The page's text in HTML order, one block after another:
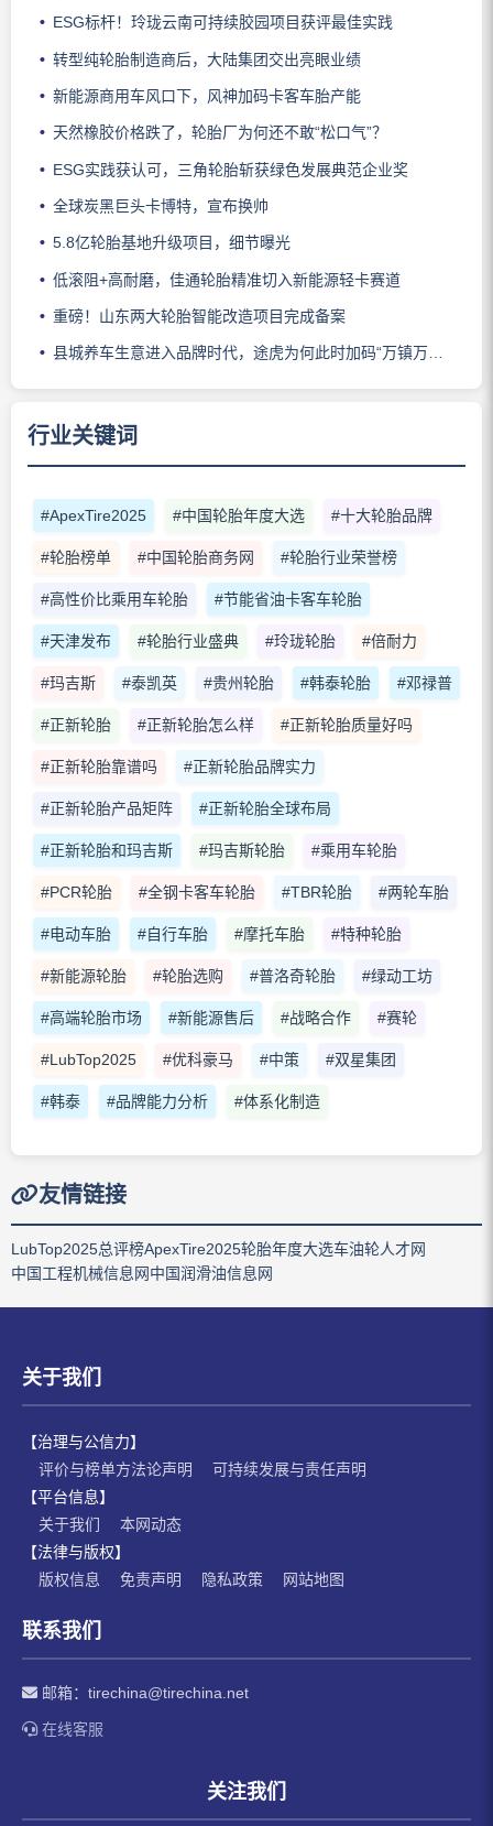
ESG标杆！玲珑云南可持续胶园项目获评最佳实践
转型纯轮胎制造商后，大陆集团交出亮眼业绩
新能源商用车风口下，风神加码卡客车胎产能
天然橡胶价格跌了，轮胎厂为何还不敢“松口气”？
ESG实践获认可，三角轮胎斩获绿色发展典范企业奖
全球炭黑巨头卡博特，宣布换帅
5.8亿轮胎基地升级项目，细节曝光
低滚阻+高耐磨，佳通轮胎精准切入新能源轻卡赛道
重磅！山东两大轮胎智能改造项目完成备案
县城养车生意进入品牌时代，途虎为何此时加码“万镇万店”？
行业关键词
#ApexTire2025 #中国轮胎年度大选 #十大轮胎品牌
#轮胎榜单 #中国轮胎商务网 #轮胎行业荣誉榜
#高性价比乘用车轮胎 #节能省油卡客车轮胎
#天津发布 #轮胎行业盛典 #玲珑轮胎 #倍耐力
#玛吉斯 #泰凯英 #贵州轮胎 #韩泰轮胎 #邓禄普
#正新轮胎 #正新轮胎怎么样 #正新轮胎质量好吗
#正新轮胎靠谱吗 #正新轮胎品牌实力
#正新轮胎产品矩阵 #正新轮胎全球布局
#正新轮胎和玛吉斯 #玛吉斯轮胎 #乘用车轮胎
#PCR轮胎 #全钢卡客车轮胎 #TBR轮胎 #两轮车胎
#电动车胎 #自行车胎 #摩托车胎 #特种轮胎
#新能源轮胎 #轮胎选购 #普洛奇轮胎 #绿动工坊
#高端轮胎市场 #新能源售后 #战略合作 #赛轮
#LubTop2025 #优科豪马 #中策 #双星集团
#韩泰 #品牌能力分析 #体系化制造
友情链接
LubTop2025总评榜ApexTire2025轮胎年度大选车油轮人才网
中国工程机械信息网中国润滑油信息网
关于我们
【治理与公信力】
评价与榜单方法论声明
可持续发展与责任声明
【平台信息】
关于我们
本网动态
【法律与版权】
版权信息
免责声明 隐私政策 网站地图
联系我们
邮箱： tirechina@tirechina.net
在线客服
关注我们